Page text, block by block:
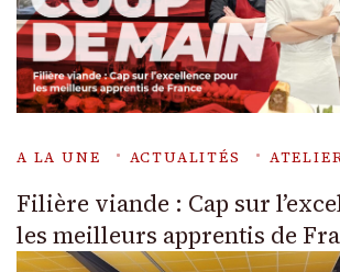
A LA UNE ACTUALITÉS
Filière viande : Cap sur
les meilleurs apprentis de